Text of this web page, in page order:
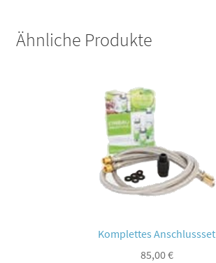
Ähnliche Produkte
Komplettes Anschlussset
85,00€